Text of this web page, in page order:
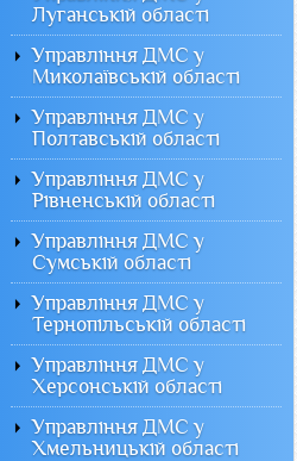
Луганській області
Управління ДМС у
Миколаївській області
Управління ДМС у
Полтавській області
Управління ДМС у
Рівненській області
Управління ДМС у
Сумській області
Управління ДМС у
Тернопільській області
Управління ДМС у
Херсонській області
Управління ДМС у
Хмельницькій області